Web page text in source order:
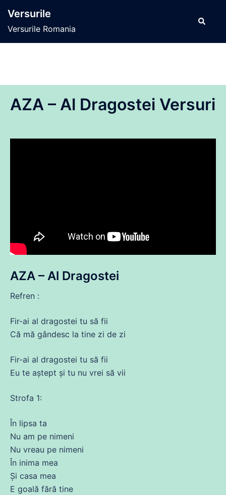
conținut
Versurile
Versurile Romania
Caută
AZA – Al Dragostei Versuri
AZA – Al Dragostei
Refren :
Fir-ai al dragostei tu să fii
Că mă gândesc la tine zi de zi
Fir-ai al dragostei tu să fii
Eu te aștept și tu nu vrei să vii
Strofa 1:
În lipsa ta
Nu am pe nimeni
Nu vreau pe nimeni
În inima mea
Și casa mea
E goală fără tine